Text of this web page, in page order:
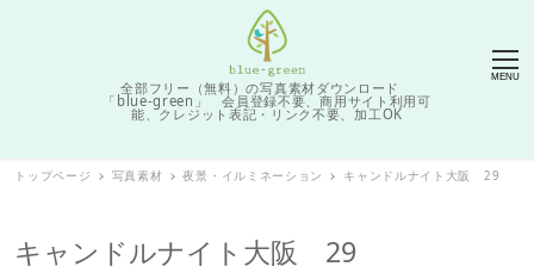
全部フリー（無料）の写真素材ダウンロード
「blue-green」 会員登録不要、商用サイト利用可
能、クレジット表記・リンク不要、加工OK
MENU
トップページ 写真素材 夜景・イルミネーション キャンドルナイト大阪 29
キャンドルナイト大阪 29